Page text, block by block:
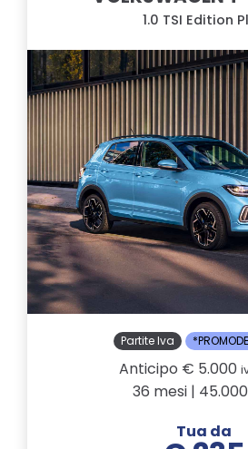
1.0 TSI Edition
Partite Iva
Anticipo € 5.000
36 mesi |
Tua da